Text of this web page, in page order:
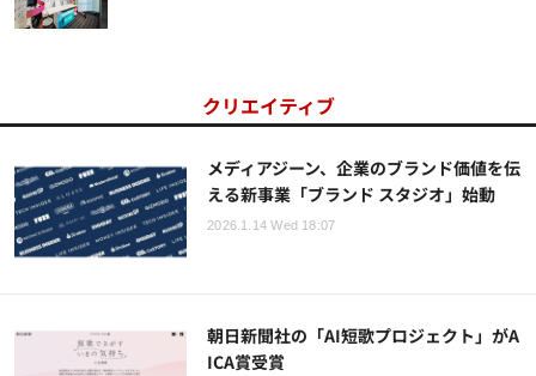
クリエイティブ
メディアジーン、企業のブランド価値を伝
える新事業「ブランド スタジオ」始動
2026.1.14 Wed 18:07
朝日新聞社の「AI短歌プロジェクト」がA
ICA賞受賞